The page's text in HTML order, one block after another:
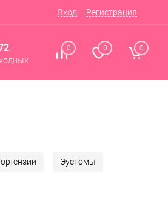
Вход Регистрация
0 0 0
Эустомы